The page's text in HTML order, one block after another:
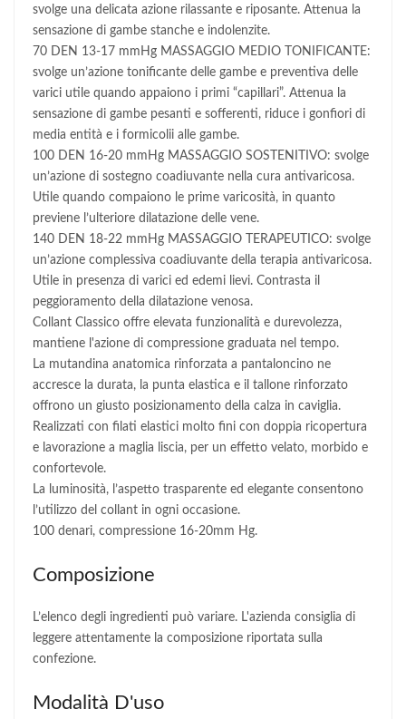
svolge una delicata azione rilassante e riposante. Attenua la
sensazione di gambe stanche e indolenzite.
70 DEN 13-17 mmHg MASSAGGIO MEDIO TONIFICANTE:
svolge un’azione tonificante delle gambe e preventiva delle
varici utile quando appaiono i primi “capillari”. Attenua la
sensazione di gambe pesanti e sofferenti, riduce i gonfiori di
media entità e i formicolii alle gambe.
100 DEN 16-20 mmHg MASSAGGIO SOSTENITIVO: svolge
un’azione di sostegno coadiuvante nella cura antivaricosa.
Utile quando compaiono le prime varicosità, in quanto
previene l’ulteriore dilatazione delle vene.
140 DEN 18-22 mmHg MASSAGGIO TERAPEUTICO: svolge
un’azione complessiva coadiuvante della terapia antivaricosa.
Utile in presenza di varici ed edemi lievi. Contrasta il
peggioramento della dilatazione venosa.
Collant Classico offre elevata funzionalità e durevolezza,
mantiene l'azione di compressione graduata nel tempo.
La mutandina anatomica rinforzata a pantaloncino ne
accresce la durata, la punta elastica e il tallone rinforzato
offrono un giusto posizionamento della calza in caviglia.
Realizzati con filati elastici molto fini con doppia ricopertura
e lavorazione a maglia liscia, per un effetto velato, morbido e
confortevole.
La luminosità, l’aspetto trasparente ed elegante consentono
l’utilizzo del collant in ogni occasione.
100 denari, compressione 16-20mm Hg.
Composizione
L’elenco degli ingredienti può variare. L'azienda consiglia di
leggere attentamente la composizione riportata sulla
confezione.
Modalità D'uso